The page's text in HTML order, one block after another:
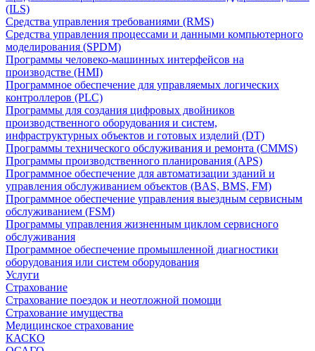
(ILS)
Средства управления требованиями (RMS)
Средства управления процессами и данными компьютерного
моделирования (SPDM)
Программы человеко-машинных интерфейсов на
производстве (HMI)
Программное обеспечение для управляемых логических
контроллеров (PLC)
Программы для создания цифровых двойников
производственного оборудования и систем,
инфраструктурных объектов и готовых изделий (DT)
Программы технического обслуживания и ремонта (CMMS)
Программы производственного планирования (APS)
Программное обеспечение для автоматизации зданий и
управления обслуживанием объектов (BAS, BMS, FM)
Программное обеспечение управления выездным сервисным
обслуживанием (FSM)
Программы управления жизненным циклом сервисного
обслуживания
Программное обеспечение промышленной диагностики
оборудования или систем оборудования
Услуги
Страхование
Страхование поездок и неотложной помощи
Страхование имущества
Медицинское страхование
КАСКО